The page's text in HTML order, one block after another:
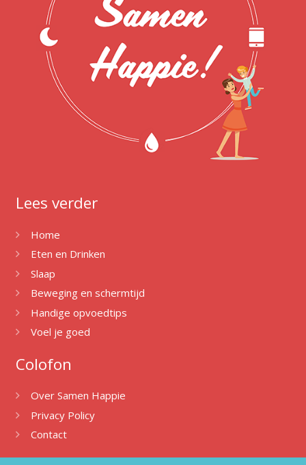
Lees verder
Home
Eten en Drinken
Slaap
Beweging en schermtijd
Handige opvoedtips
Voel je goed
Colofon
Over Samen Happie
Privacy Policy
Contact